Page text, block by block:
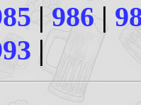
| 986|
|